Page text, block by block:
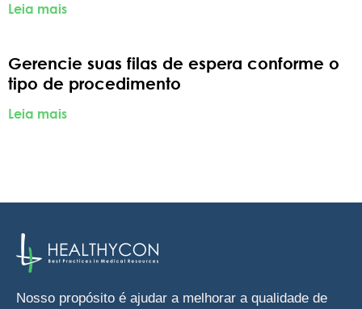
Leia mais
Gerencie suas filas de espera conforme o
tipo de procedimento
Leia mais
Nosso propósito é ajudar a melhorar a qualidade de